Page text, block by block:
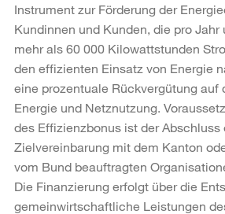
Instrument zur Förderung der
Kundinnen und Kunden, die pro
mehr als 60 000 Kilowattstunden
den effizienten Einsatz von Energie
eine prozentuale Rückvergütung auf
Energie und Netznutzung.
des Effizienzbonus ist der Abschluss
Zielvereinbarung mit dem Kanton
vom Bund beauftragten
Die Finanzierung erfolgt über die
gemeinwirtschaftliche Leistungen